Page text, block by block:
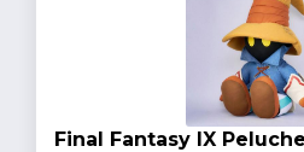
Final Fantasy IX